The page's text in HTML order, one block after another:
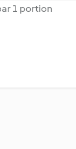
1 portion